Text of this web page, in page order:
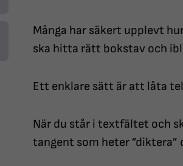
Många har säkert upplevt
ska hitta rätt bokstav och
Ett enklare sätt är att låta
När du står i textfältet och
tangent som heter